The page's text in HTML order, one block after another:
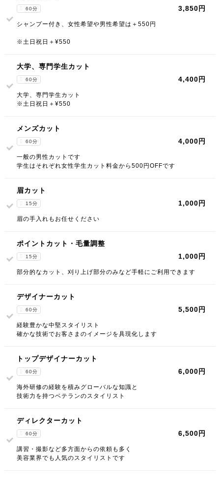
60分 3,850円
シャンプー付き、女性希望や男性希望は＋550円
※土日祝日＋¥550
大学、専門学生カット
60分 4,400円
大学、専門学生カット
※土日祝日＋¥550
メンズカット
60分 4,000円
一般の男性カットです
学生はそれぞれ女性学生カット料金から500円OFFです
眉カット
15分 1,000円
眉の手入れもお任せください
ポイントカット・毛量調整
15分 1,000円
部分的なカット、刈り上げ部分のみなど手軽にご利用できます
デザイナーカット
60分 5,500円
経験豊かな中堅スタイリスト
確かな技術でお客さまのイメージを具現化します
トップデザイナーカット
60分 6,000円
海外研修の経験を積みグローバルな知識と
技術力を持つベテランのスタイリスト
ディレクターカット
60分 6,500円
講習・撮影など多方面からの依頼も多く
美容業界でも人気のスタイリストです